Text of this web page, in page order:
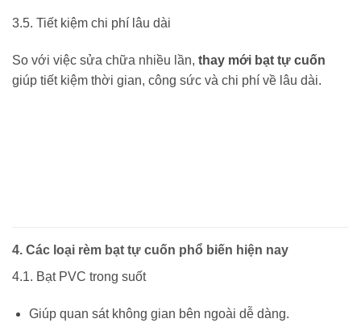
3.5. Tiết kiệm chi phí lâu dài
So với việc sửa chữa nhiều lần, thay mới bạt tự cuốn
giúp tiết kiệm thời gian, công sức và chi phí về lâu dài.
4. Các loại rèm bạt tự cuốn phổ biến hiện nay
4.1. Bạt PVC trong suốt
Giúp quan sát không gian bên ngoài dễ dàng.